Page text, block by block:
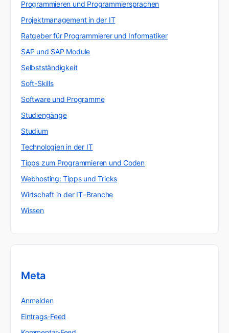
Programmieren und Programmiersprachen
Projektmanagement in der IT
Ratgeber für Programmierer und Informatiker
SAP und SAP Module
Selbstständigkeit
Soft-Skills
Software und Programme
Studiengänge
Studium
Technologien in der IT
Tipps zum Programmieren und Coden
Webhosting: Tipps und Tricks
Wirtschaft in der IT–Branche
Wissen
Meta
Anmelden
Eintrags-Feed